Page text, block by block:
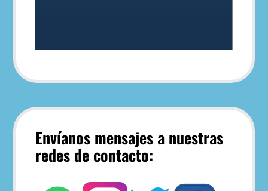
Envíanos mensajes a nuestras
redes de contacto: